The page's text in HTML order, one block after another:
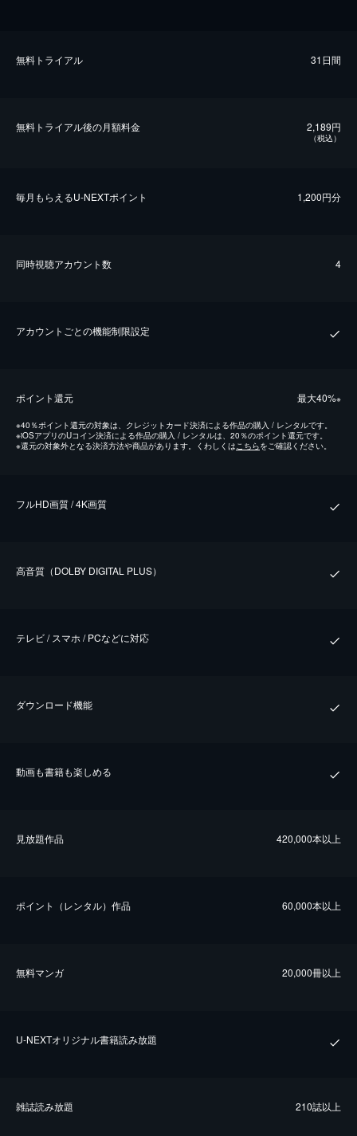
無料トライアル 31日間
無料トライアル後の⽉額料金 2,189円
（税込）
毎⽉もらえるU-NEXTポイント 1,200円分
同時視聴アカウント数 4
アカウントごとの機能制限設定
ポイント還元 最⼤40%※
※40％ポイント還元の対象は、クレジットカード決済による作品の購入 / レンタルです。
※iOSアプリのUコイン決済による作品の購入 / レンタルは、20％のポイント還元です。
※還元の対象外となる決済方法や商品があります。くわしくは こちらをご確認ください。
フルHD画質 / 4K画質
⾼⾳質（DOLBY DIGITAL PLUS）
テレビ / スマホ / PCなどに対応
ダウンロード機能
動画も書籍も楽しめる
⾒放題作品 420,000本以上
ポイント（レンタル）作品 60,000本以上
無料マンガ 20,000冊以上
U-NEXTオリジナル書籍読み放題
雑誌読み放題 210誌以上